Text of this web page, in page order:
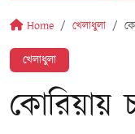
Home খেলাধুলা
খেলাধুলা
কোরিয়ায়